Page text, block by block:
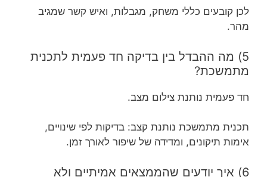
לכן קובעים כללי משחק, מגבלות, ואיש קשר שמגיב
מהר.
5) מה ההבדל בין בדיקה חד פעמית לתכנית
מתמשכת?
חד פעמית נותנת צילום מצב.
תכנית מתמשכת נותנת קצב: בדיקות לפי שינויים,
אימות תיקונים, ומדידה של שיפור לאורך זמן.
6) איך יודעים שהממצאים אמיתיים ולא